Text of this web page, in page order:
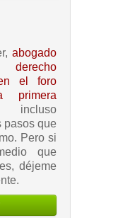
abogado
el foro
primera
incluso
pasos que
Pero si
que
déjeme